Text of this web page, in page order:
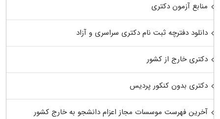
منابع آزمون دکتری
دانلود دفترچه ثبت نام دکتری سراسری و آزاد
دکتری خارج از کشور
دکتری بدون کنکور پردیس
آخرین فهرست موسسات مجاز اعزام دانشجو به خارج کشور